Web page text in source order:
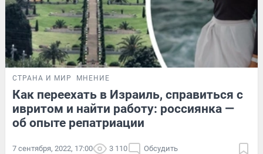
СТРАНА И МИР МНЕНИЕ
Как переехать в Израиль, справиться с
ивритом и найти работу: россиянка —
об опыте репатриации
7 сентября, 2022, 17:00 3 110 Обсудить